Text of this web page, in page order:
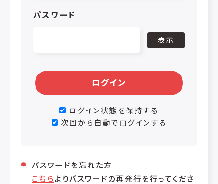
パスワード
表示
ログイン
ログイン状態を保持する
次回から自動でログインする
パスワードを忘れた方
こちらよりパスワードの再発行を行ってくださ